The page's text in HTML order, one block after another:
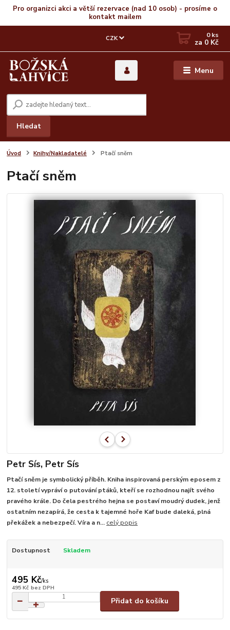
Pro organizci akci a větší rezervace (nad 10 osob) - prosíme o
kontakt mailem
Menu
CZK
Hledat
0ks
za 0 Kč
Úvod Knihy/Nakladatelé Ptačí sněm
Ptačí sněm
Petr Sís, Petr Sís
Ptačí sněm je symbolický příběh. Kniha inspirovaná perským eposem z
12. století vypráví o putování ptáků, kteří se rozhodnou najít svého
pravého krále. Do čela pestrého hejna se postaví moudrý dudek, jenž
ostatním nezapírá, že cesta k tajemné hoře Kaf bude daleká, plná
překážek a nebezpečí. Víra a n... celý popis
Dostupnost Skladem
495 Kč/ks
495 Kč bez DPH
Přidat do košíku